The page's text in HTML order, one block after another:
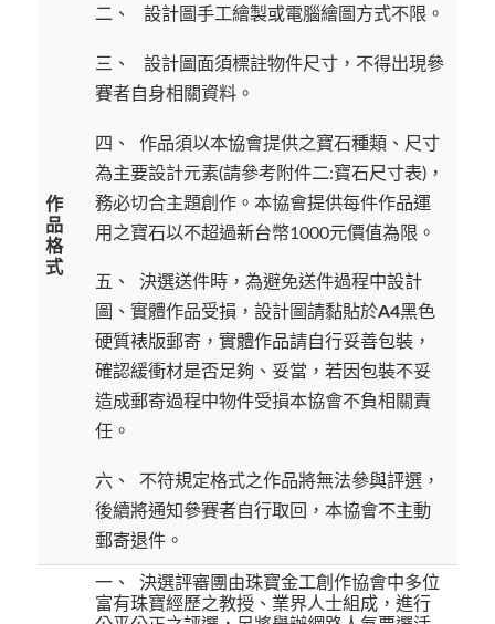
作
品
格
式
二、 設計圖手工繪製或電腦繪圖方式不限。
三、 設計圖面須標註物件尺寸，不得出現參
賽者自身相關資料。
四、 作品須以本協會提供之寶石種類、尺寸
為主要設計元素(請參考附件二:寶石尺寸表)，
務必切合主題創作。本協會提供每件作品運
用之寶石以不超過新台幣1000元價值為限。
五、 決選送件時，為避免送件過程中設計
圖、實體作品受損，設計圖請黏貼於A4黑色
硬質裱版郵寄，實體作品請自行妥善包裝，
確認緩衝材是否足夠、妥當，若因包裝不妥
造成郵寄過程中物件受損本協會不負相關責
任。
六、 不符規定格式之作品將無法參與評選，
後續將通知參賽者自行取回，本協會不主動
郵寄退件。
一、 決選評審團由珠寶金工創作協會中多位
富有珠寶經歷之教授、業界人士組成，進行